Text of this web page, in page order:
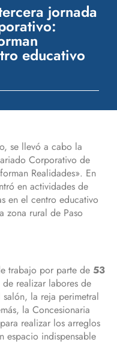
jornada
educativo
se llevó a cabo la
Corporativo de
Realidades». En
en actividades de
en el centro educativo
zona rural de Paso
trabajo por parte de 53
realizar labores de
la reja perimetral
la Concesionaria
realizar los arreglos
espacio indispensable